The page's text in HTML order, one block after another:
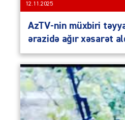
12.11.2025
AzTV-nin müxbiri
ərazidə ağır xəsarət